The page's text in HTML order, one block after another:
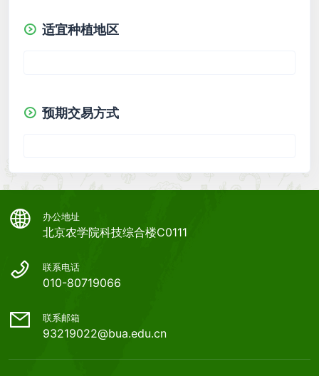
适宜种植地区
预期交易方式
办公地址
北京农学院科技综合楼C0111
联系电话
010-80719066
联系邮箱
93219022@bua.edu.cn